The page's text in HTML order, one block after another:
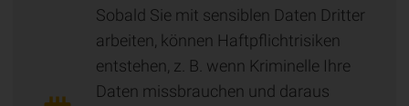
Sobald Sie mit sensiblen Daten Dritter
arbeiten, können Haftpflichtrisiken
entstehen, z. B. wenn Kriminelle Ihre
Daten missbrauchen und daraus